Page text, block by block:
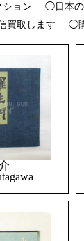
ョン
◯日本の
買取します
◯